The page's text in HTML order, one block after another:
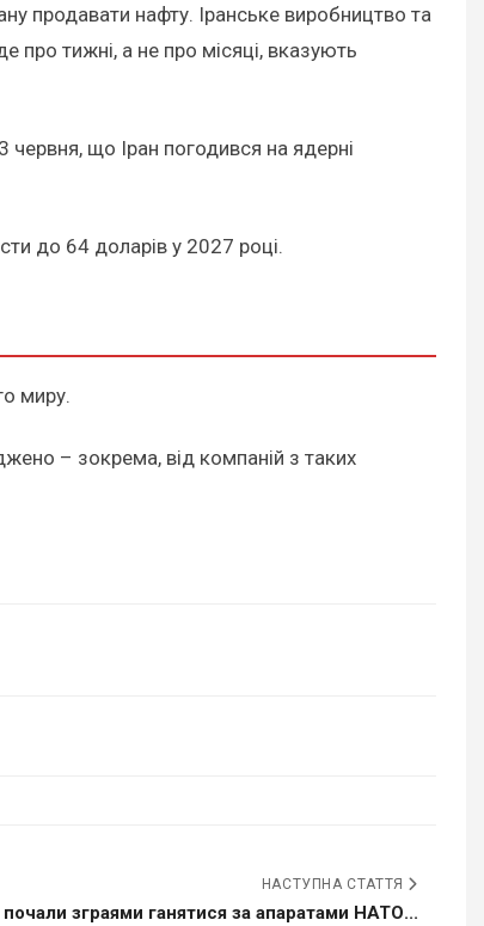
продавати нафту. Іранське виробництво та
про тижні, а не про місяці, вказують
червня, що Іран погодився на ядерні
до 64 доларів у 2027 році.
миру.
– зокрема, від компаній з таких
НАСТУПНА СТАТТЯ
зграями ганятися за апаратами НАТО...